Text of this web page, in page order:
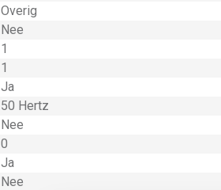
Overig
Nee
1
1
Ja
50 Hertz
Nee
0
Ja
Nee